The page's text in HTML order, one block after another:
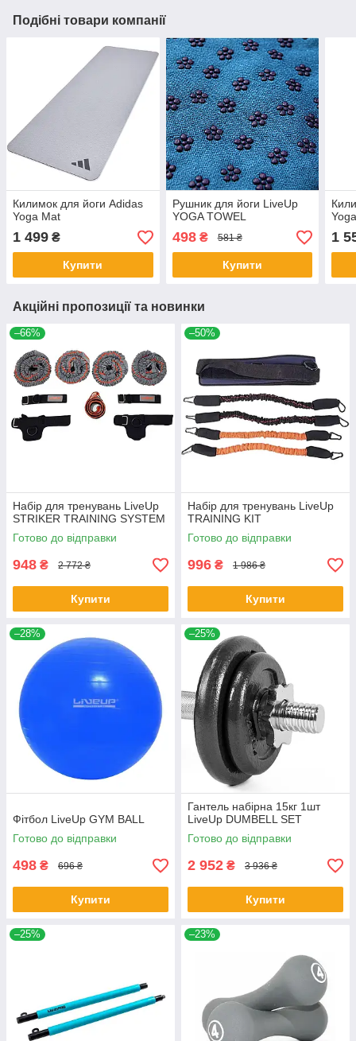
Подібні товари компанії
Килимок для йоги Adidas
Yoga Mat
1 499 ₴
Купити
Рушник для йоги LiveUp
YOGA TOWEL
498₴ 581 ₴
Купити
1
Акційні пропозиції та новинки
–66%
Набiр для тренувань LiveUp
STRIKER TRAINING SYSTEM
Готово до відправки
948 ₴ 2 772 ₴
Купити
–50%
Набір для тренувань LiveUp
TRAINING KIT
Готово до відправки
996 ₴ 1 986 ₴
Купити
–28%
Фітбол LiveUp GYM BALL
Готово до відправки
498 ₴ 696 ₴
Купити
–25%
Гантель набірна 15кг 1шт
LiveUp DUMBELL SET
Готово до відправки
2 952 ₴ 3 936 ₴
Купити
–25% –23%